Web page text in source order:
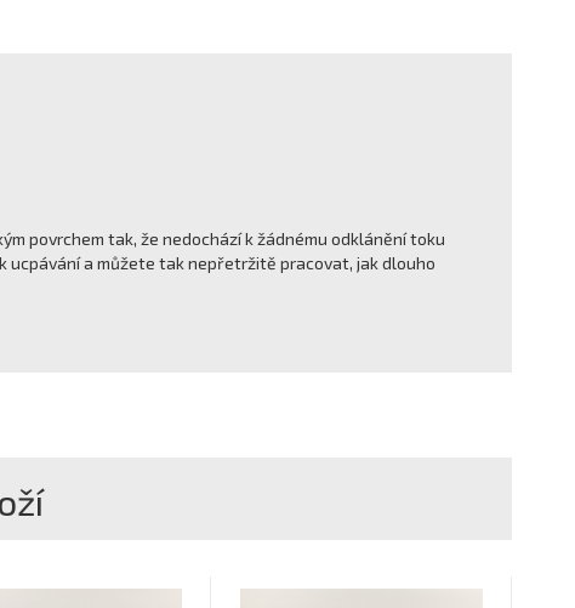
povrchem tak, že nedochází k žádnému odklánění toku
ucpávání a můžete tak nepřetržitě pracovat, jak dlouho